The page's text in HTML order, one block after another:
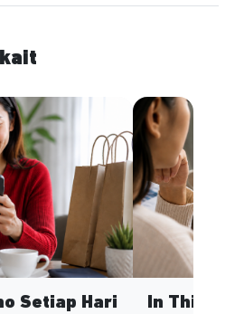
Setiap Hari
In This